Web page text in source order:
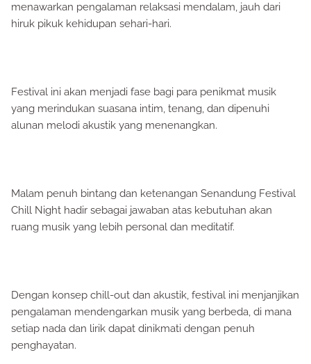
menawarkan pengalaman relaksasi mendalam, jauh dari
hiruk pikuk kehidupan sehari-hari.
Festival ini akan menjadi fase bagi para penikmat musik
yang merindukan suasana intim, tenang, dan dipenuhi
alunan melodi akustik yang menenangkan.
Malam penuh bintang dan ketenangan Senandung Festival
Chill Night hadir sebagai jawaban atas kebutuhan akan
ruang musik yang lebih personal dan meditatif.
Dengan konsep chill-out dan akustik, festival ini menjanjikan
pengalaman mendengarkan musik yang berbeda, di mana
setiap nada dan lirik dapat dinikmati dengan penuh
penghayatan.